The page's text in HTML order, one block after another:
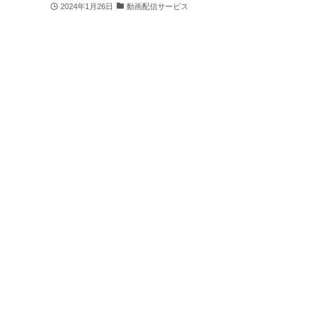
2024年1月26日 動画配信サービス